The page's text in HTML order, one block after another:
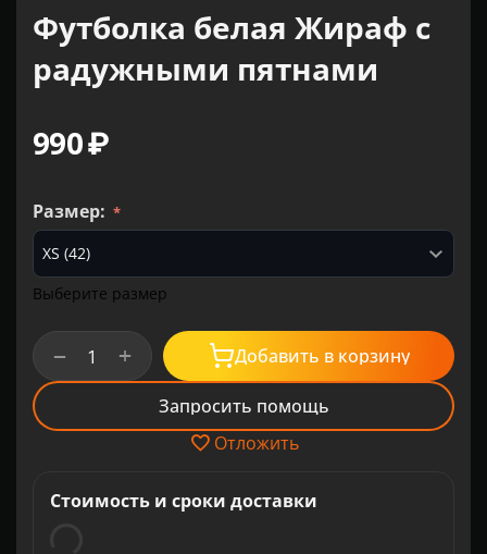
Футболка белая Жираф с
радужными пятнами
‍990‍₽
Размер:
Выберите размер
+
− Добавить в корзину
Запросить помощь
Отложить
Стоимость и сроки доставки